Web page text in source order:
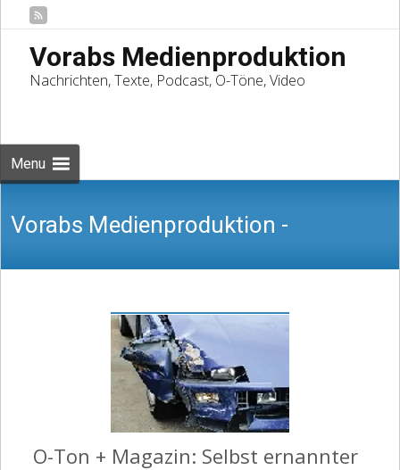
Vorabs Medienproduktion
Nachrichten, Texte, Podcast, O-Töne, Video
Menu
Vorabs Medienproduktion -
Nachrichten, Texte, Podcast, O-Töne,
O-Ton + Magazin: Selbst ernannter